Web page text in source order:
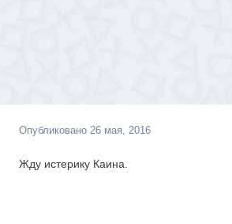
Опубликовано 26 мая, 2016
Жду истерику Каина.